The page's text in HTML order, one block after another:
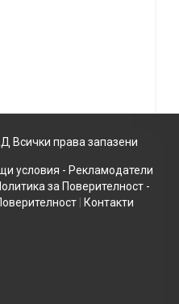
Всички права запазени
условия - Рекламодатели
за Поверителност -
Контакти